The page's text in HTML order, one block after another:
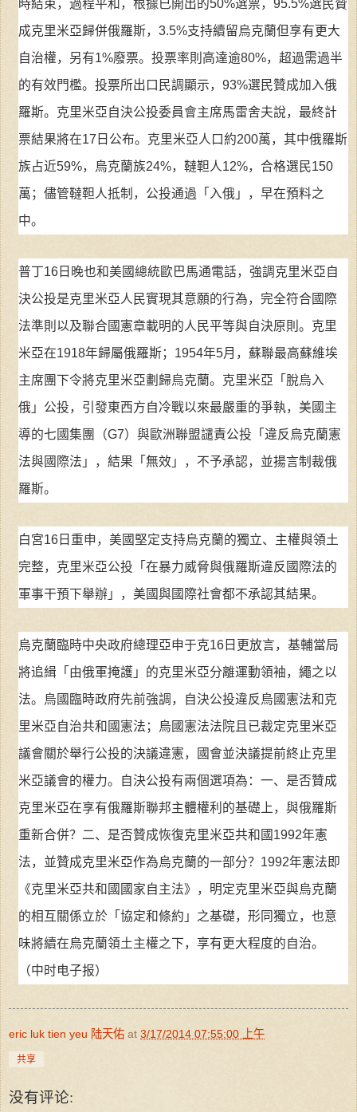
時結束，過程平和，根據已開出的50%選票，95.5%選民贊
成克里米亞歸併俄羅斯，3.5%支持續留烏克蘭但享有更大
自治權，另有1%廢票。投票率則高達逾80%，超過需過半
的有效門檻。投票所出口民調顯示，93%選民贊成加入俄
羅斯。克里米亞自決公投委員會主席馬雷舍夫說，最終計
票結果將在17日公布。克里米亞人口約200萬，其中俄羅斯
族占近59%，烏克蘭族24%，韃靼人12%，合格選民150
萬；儘管韃靼人抵制，公投通過「入俄」，早在預料之
中。
普丁16日晚也和美國總統歐巴馬通電話，強調克里米亞自
決公投是克里米亞人民實現其意願的行為，完全符合國際
法準則以及聯合國憲章載明的人民平等與自決原則。克里
米亞在1918年歸屬俄羅斯；1954年5月，蘇聯最高蘇維埃
主席團下令將克里米亞劃歸烏克蘭。克里米亞「脫烏入
俄」公投，引發東西方自冷戰以來最嚴重的爭執，美國主
導的七國集團（G7）與歐洲聯盟譴責公投「違反烏克蘭憲
法與國際法」，結果「無效」，不予承認，並揚言制裁俄
羅斯。
白宮16日重申，美國堅定支持烏克蘭的獨立、主權與領土
完整，克里米亞公投「在暴力威脅與俄羅斯違反國際法的
軍事干預下舉辦」，美國與國際社會都不承認其結果。
烏克蘭臨時中央政府總理亞申于克16日更放言，基輔當局
將追緝「由俄軍掩護」的克里米亞分離運動領袖，繩之以
法。烏國臨時政府先前強調，自決公投違反烏國憲法和克
里米亞自治共和國憲法；烏國憲法法院且已裁定克里米亞
議會關於舉行公投的決議違憲，國會並決議提前終止克里
米亞議會的權力。自決公投有兩個選項為：一、是否贊成
克里米亞在享有俄羅斯聯邦主體權利的基礎上，與俄羅斯
重新合併？二、是否贊成恢復克里米亞共和國1992年憲
法，並贊成克里米亞作為烏克蘭的一部分？1992年憲法即
《克里米亞共和國國家自主法》，明定克里米亞與烏克蘭
的相互關係立於「協定和條約」之基礎，形同獨立，也意
味將續在烏克蘭領土主權之下，享有更大程度的自治。
（中时电子报）
eric luk tien yeu 陆天佑 at 3/17/2014 07:55:00 上午
共享
没有评论: